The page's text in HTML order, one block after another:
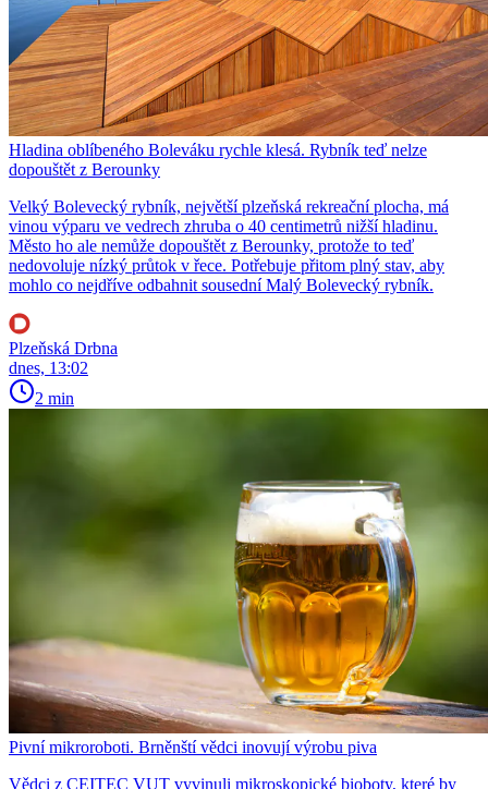
Hladina oblíbeného Boleváku rychle klesá. Rybník teď nelze
dopouštět z Berounky
Velký Bolevecký rybník, největší plzeňská rekreační plocha, má
vinou výparu ve vedrech zhruba o 40 centimetrů nižší hladinu.
Město ho ale nemůže dopouštět z Berounky, protože to teď
nedovoluje nízký průtok v řece. Potřebuje přitom plný stav, aby
mohlo co nejdříve odbahnit sousední Malý Bolevecký rybník.
Plzeňská Drbna
dnes, 13:02
2 min
Pivní mikroroboti. Brněnští vědci inovují výrobu piva
Vědci z CEITEC VUT vyvinuli mikroskopické bioboty, které by